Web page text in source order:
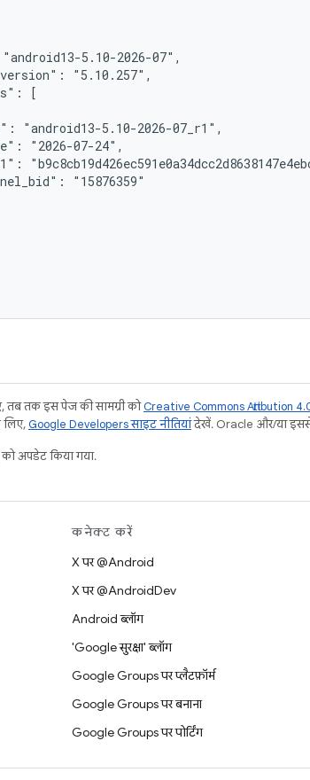
5.10-2026-07",
"5.10.257",
[
"android13-5.10-2026-07_r1",
"2026-07-24",
"15876359"
तक इस पेज की सामग्री कोCreative Commons Attribution
लिए,Google Developers साइट नीतियांदेखें. Oracle और/या इससे
अपडेट किया गया.
कनेक्ट करें
X पर @Android
X पर @AndroidDev
Android ब्लॉग
'Google सुरक्षा' ब्लॉग
Google Groups पर प्लैटफ़ॉर्म
Google Groups पर बनाना
Google Groups पर पोर्टिंग